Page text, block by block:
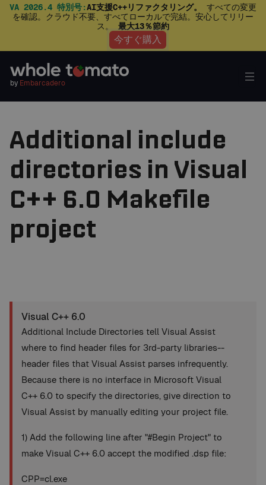
VA 2026.4 特別号:AI支援C++リファクタリング。
すべての変更
を確認。クラウド不要、すべてローカルで完結。安心してリリー
ス。 最大13％節約
今すぐ購入
by Embarcadero
Additional include
directories in Visual
C++ 6.0 Makefile
project
Visual C++ 6.0
Additional Include Directories tell Visual Assist
where to find header files for 3rd-party libraries--
header files that Visual Assist parses infrequently.
Because there is no interface in Microsoft Visual
C++ 6.0 to specify the directories, give direction to
Visual Assist by manually editing your project file.
1) Add the following line after "#Begin Project" to
make Visual C++ 6.0 accept the modified .dsp file:
CPP=cl.exe